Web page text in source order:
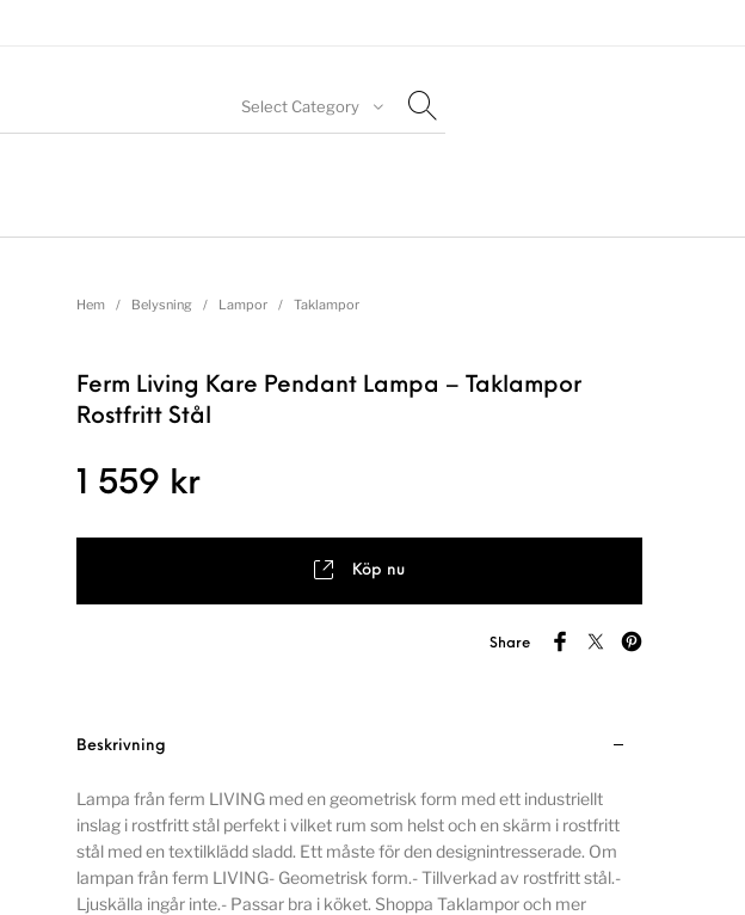
Select Category
Hem / Belysning / Lampor / Taklampor
Ferm Living Kare Pendant Lampa – Taklampor
Rostfritt Stål
1 559 kr
Köp nu
Share
Beskrivning
Lampa från ferm LIVING med en geometrisk form med ett industriellt
inslag i rostfritt stål perfekt i vilket rum som helst och en skärm i rostfritt
stål med en textilklädd sladd. Ett måste för den designintresserade. Om
lampan från ferm LIVING- Geometrisk form.- Tillverkad av rostfritt stål.-
Ljuskälla ingår inte.- Passar bra i köket. Shoppa Taklampor och mer